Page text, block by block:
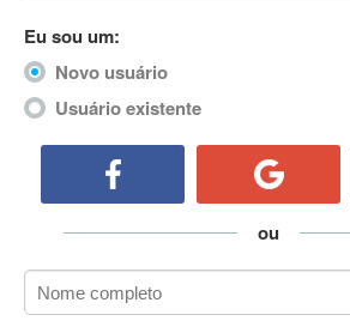
ActionScript 3
Active Directory
ActiveCollab
ActiveX
ActiveX Data Objects (ADO)
Ada
Adianti Framework
ADK
Administração
Eu sou um:
Novo usuário
Usuário existente
ou